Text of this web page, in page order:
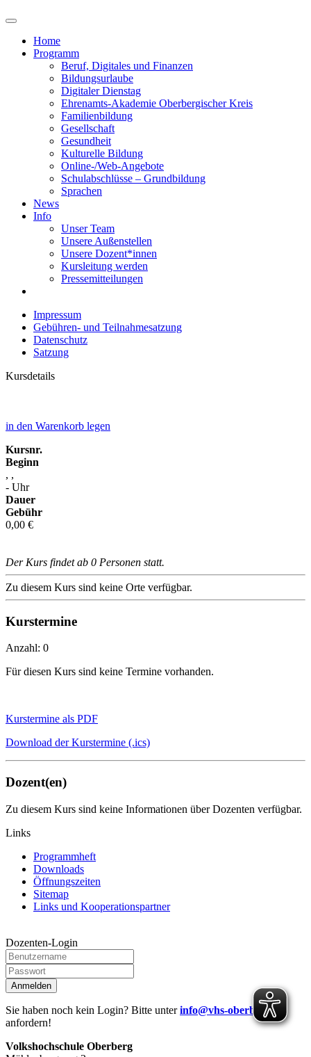
Home
Programm
Beruf, Digitales und Finanzen
Bildungsurlaube
Digitaler Dienstag
Ehrenamts-Akademie Oberbergischer Kreis
Familienbildung
Gesellschaft
Gesundheit
Kulturelle Bildung
Online-/Web-Angebote
Schulabschlüsse – Grundbildung
Sprachen
News
Info
Unser Team
Unsere Außenstellen
Unsere Dozent*innen
Kursleitung werden
Pressemitteilungen
Impressum
Gebühren- und Teilnahmesatzung
Datenschutz
Satzung
Kursdetails
in den Warenkorb legen
Kursnr.
Beginn
, ,
- Uhr
Dauer
Gebühr
0,00 €
Der Kurs findet ab 0 Personen statt.
Zu diesem Kurs sind keine Orte verfügbar.
Kurstermine
Anzahl: 0
Für diesen Kurs sind keine Termine vorhanden.
Kurstermine als PDF
Download der Kurstermine (.ics)
Dozent(en)
Zu diesem Kurs sind keine Informationen über Dozenten verfügbar.
Links
Programmheft
Downloads
Öffnungszeiten
Sitemap
Links und Kooperationspartner
Dozenten-Login
Anmelden
Sie haben noch kein Login? Bitte unterinfo@vhs-oberberg.de
anfordern!
Volkshochschule Oberberg